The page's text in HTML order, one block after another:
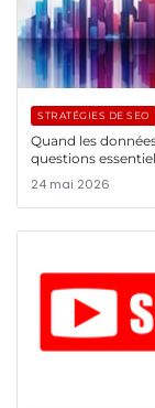
STRATÉGIES DE SEO
Quand les
questions
24 mai 2026